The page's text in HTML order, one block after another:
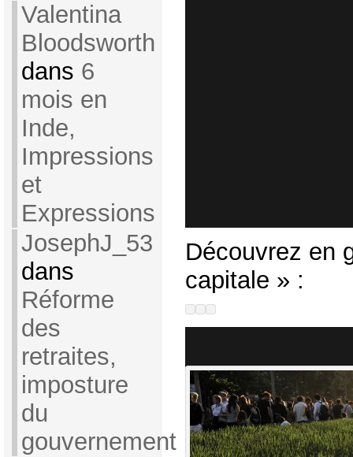
Valentina
Bloodsworth
dans 6
mois en
Inde,
Impressions
et
Expressions
JosephJ_53
dans
Réforme
des
retraites,
imposture
du
gouvernement
Découvrez en
capitale » :